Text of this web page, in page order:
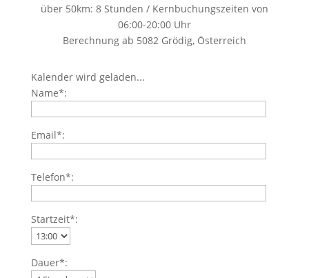
über 50km: 8 Stunden / Kernbuchungszeiten von
06:00-20:00 Uhr
Berechnung ab 5082 Grödig, Österreich
Kalender wird geladen...
Name*:
Email*:
Telefon*:
Startzeit*:
Dauer*: